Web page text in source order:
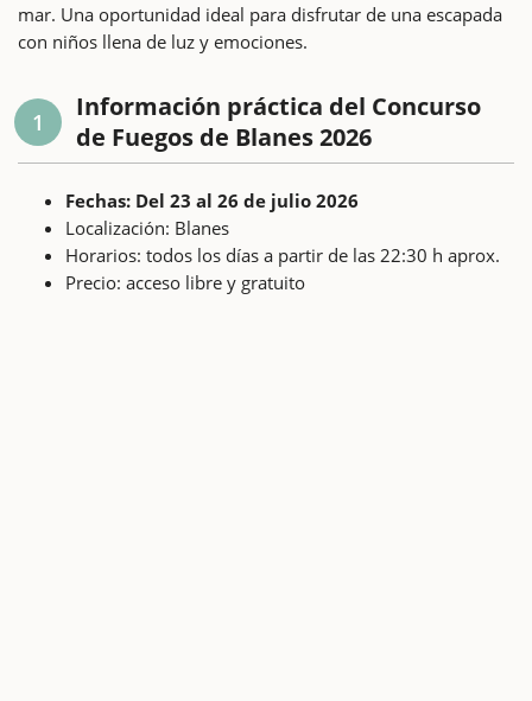
mar. Una oportunidad ideal para disfrutar de una escapada
con niños llena de luz y emociones.
1
Información práctica del Concurso
de Fuegos de Blanes 2026
Fechas: Del 23 al 26 de julio 2026
Localización: Blanes
Horarios: todos los días a partir de las 22:30 h aprox.
Precio: acceso libre y gratuito